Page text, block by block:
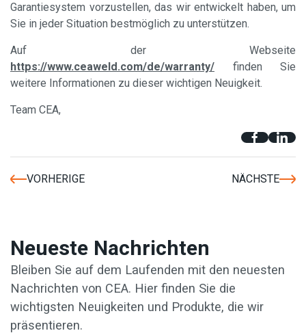
Garantiesystem vorzustellen, das wir entwickelt haben, um
Sie in jeder Situation bestmöglich zu unterstützen.
Auf der Webseite
https://www.ceaweld.com/de/warranty/
finden Sie
weitere Informationen zu dieser wichtigen Neuigkeit.
Team CEA,
VORHERIGE NÄCHSTE
Neueste Nachrichten
Bleiben Sie auf dem Laufenden mit den neuesten
Nachrichten von CEA. Hier finden Sie die
wichtigsten Neuigkeiten und Produkte, die wir
präsentieren.